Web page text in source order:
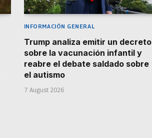
INFORMACIÓN GENERAL
Trump analiza emitir un decreto
sobre la vacunación infantil y
reabre el debate saldado sobre
el autismo
7 August 2026